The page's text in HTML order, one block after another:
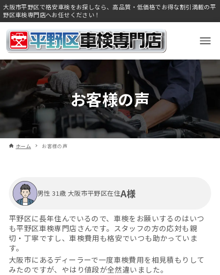
大阪市平野区で格安車検をお探しなら、高品質・低価格でお得な割引満載の平
野区車検専門店へお任せください！
お客様の声
ホーム お客様の声
男性 31歳 大阪市平野区在住A様
平野区に長年住んでいるので、車検をお願いするのはいつ
も平野区車検専門店さんです。スタッフの方の応対も親
切・丁寧ですし、車検費用も格安でいつも助かっていま
す。
大阪市にあるディーラーで一度車検費用を相見積もりして
みたのですが、やはり値段が全然違いました。